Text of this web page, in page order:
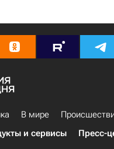
В мире
и сервисы Пресс-